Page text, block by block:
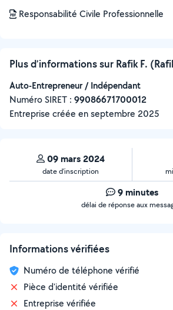
Responsabilité Civile Professionnelle
Plus d’informations sur Rafik F.
Auto-Entrepreneur / Indépendant
Numéro SIRET : ‍99086671700012
Entreprise créée enseptembre 2025
09 mars 2024
date d’inscription
9 minutes
délai de réponse aux
Informations vérifiées
Numéro de téléphone vérifié
Pièce d'identité vérifiée
Entreprise vérifiée